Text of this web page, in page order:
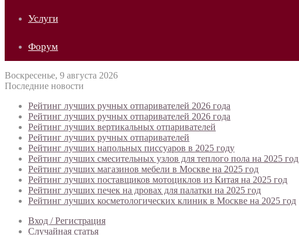
Услуги
Форум
Воскресенье, 9 августа 2026
Последние новости
Рейтинг лучших ручных отпаривателей 2026 года
Рейтинг лучших ручных отпаривателей 2026 года
Рейтинг лучших вертикальных отпаривателей
Рейтинг лучших ручных отпаривателей
Рейтинг лучших напольных писсуаров в 2025 году
Рейтинг лучших смесительных узлов для теплого пола на 2025 год
Рейтинг лучших магазинов мебели в Москве на 2025 год
Рейтинг лучших поставщиков мотоциклов из Китая на 2025 год
Рейтинг лучших печек на дровах для палатки на 2025 год
Рейтинг лучших косметологических клиник в Москве на 2025 год
Вход / Регистрация
Случайная статья